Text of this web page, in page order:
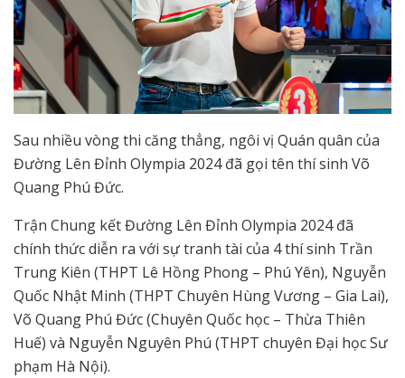
Sau nhiều vòng thi căng thẳng, ngôi vị Quán quân của
Đường Lên Đỉnh Olympia 2024 đã gọi tên thí sinh Võ
Quang Phú Đức.
Trận Chung kết Đường Lên Đỉnh Olympia 2024 đã
chính thức diễn ra với sự tranh tài của 4 thí sinh Trần
Trung Kiên (THPT Lê Hồng Phong – Phú Yên), Nguyễn
Quốc Nhật Minh (THPT Chuyên Hùng Vương – Gia Lai),
Võ Quang Phú Đức (Chuyên Quốc học – Thừa Thiên
Huế) và Nguyễn Nguyên Phú (THPT chuyên Đại học Sư
phạm Hà Nội).